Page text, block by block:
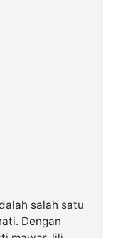
salah satu
Dengan